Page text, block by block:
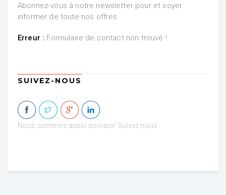
Abonnez-vous à notre newsletter pour et soyer
informer de toute nos offres
Erreur : Formulaire de contact non trouvé !
SUIVEZ-NOUS
Nous sommes aussi sociaux! Suivez nous